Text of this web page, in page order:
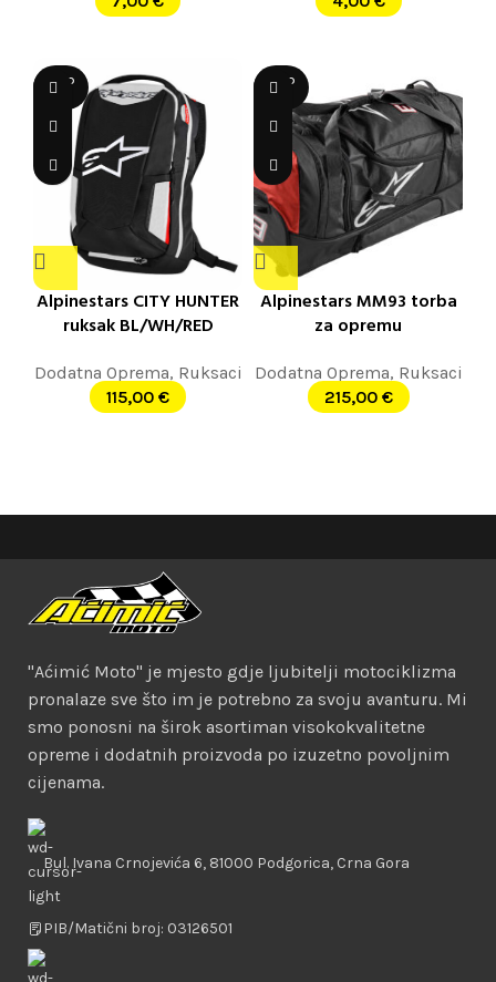
SOLD
OUT
Alpinestars CITY HUNTER
ruksak BL/WH/RED
Dodatna Oprema, Ruksaci
115,00 €
SOLD
OUT
Alpinestars MM93 torba
za opremu
Dodatna Oprema, Ruksaci
215,00 €
"Aćimić Moto" je mjesto gdje ljubitelji motociklizma
pronalaze sve što im je potrebno za svoju avanturu. Mi
smo ponosni na širok asortiman visokokvalitetne
opreme i dodatnih proizvoda po izuzetno povoljnim
cijenama.
Bul. Ivana Crnojevića 6, 81000 Podgorica, Crna Gora
PIB/Matični broj: 03126501